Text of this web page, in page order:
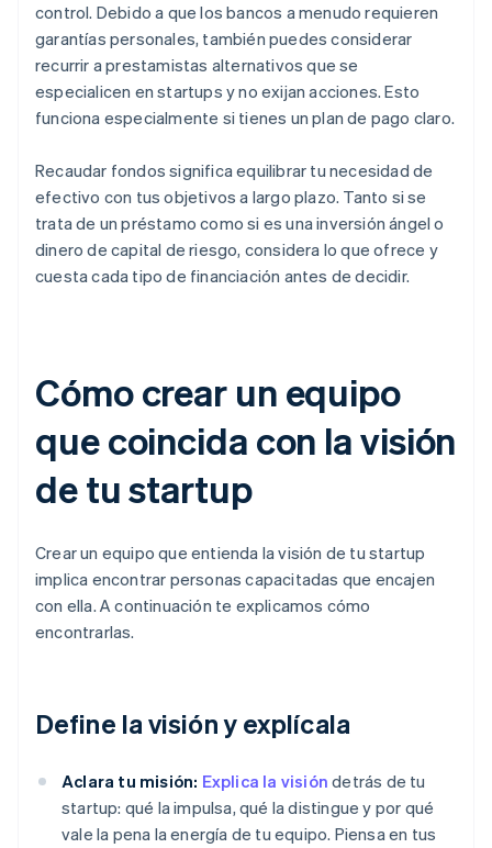
control. Debido a que los bancos a menudo requieren
garantías personales, también puedes considerar
recurrir a prestamistas alternativos que se
especialicen en startups y no exijan acciones. Esto
funciona especialmente si tienes un plan de pago claro.
Recaudar fondos significa equilibrar tu necesidad de
efectivo con tus objetivos a largo plazo. Tanto si se
trata de un préstamo como si es una inversión ángel o
dinero de capital de riesgo, considera lo que ofrece y
cuesta cada tipo de financiación antes de decidir.
Cómo crear un equipo
que coincida con la visión
de tu startup
Crear un equipo que entienda la visión de tu startup
implica encontrar personas capacitadas que encajen
con ella. A continuación te explicamos cómo
encontrarlas.
Define la visión y explícala
Aclara tu misión: Explica la visión detrás de tu
startup: qué la impulsa, qué la distingue y por qué
vale la pena la energía de tu equipo. Piensa en tus